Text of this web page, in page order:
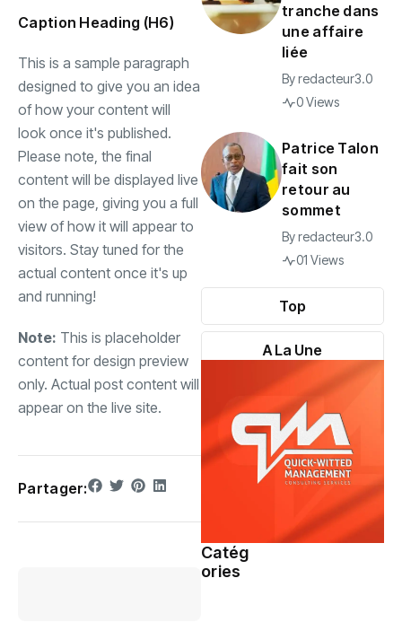
Caption Heading (H6)
This is a sample paragraph
designed to give you an idea
of how your content will
look once it's published.
Please note, the final
content will be displayed live
on the page, giving you a full
view of how it will appear to
visitors. Stay tuned for the
actual content once it's up
and running!
Note: This is placeholder
content for design preview
only. Actual post content will
appear on the live site.
Partager:
Top
A La Une
tranche dans
une affaire
liée
Byredacteur3.0
0 Views
Patrice Talon
fait son
retour au
sommet
Byredacteur3.0
01 Views
Catég
ories